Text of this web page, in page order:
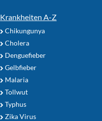
Krankheiten A-Z
Chikungunya
Cholera
Denguefieber
Gelbfieber
Malaria
Tollwut
Typhus
Zika Virus